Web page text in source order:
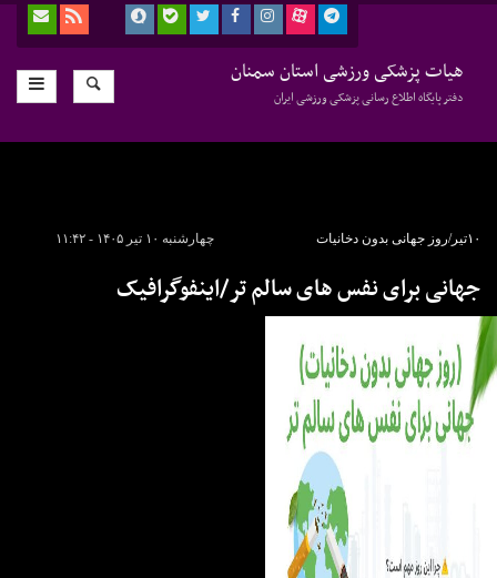
هیات پزشکی ورزشی استان سمنان
دفتر پایگاه اطلاع رسانی پزشکی ورزشی ایران
چهارشنبه ۱۰ تیر ۱۴۰۵ - ۱۱:۴۲ ۱۰تیر/روز جهانی بدون دخانیات
جهانی برای نفس های سالم تر/اینفوگرافیک